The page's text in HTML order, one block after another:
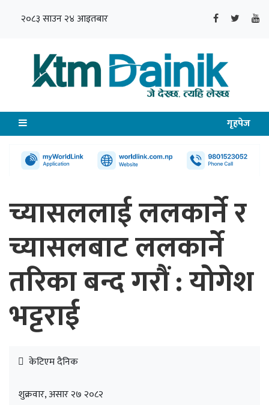
२०८३ साउन २४ आइतबार
गृहपेज
च्यासललाई ललकार्ने र
च्यासलबाट ललकार्ने
तरिका बन्द गरौं : योगेश
भट्टराई
केटिएम दैनिक
शुक्रवार, असार २७ २०८२